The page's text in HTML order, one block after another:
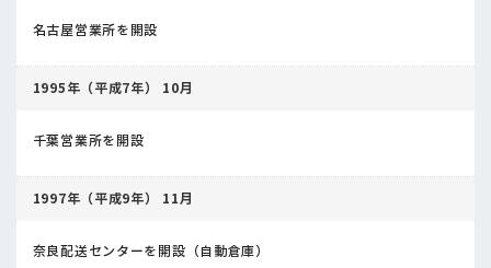
名古屋営業所を開設
1995年（平成7年） 10月
千葉営業所を開設
1997年（平成9年） 11月
奈良配送センターを開設（自動倉庫）